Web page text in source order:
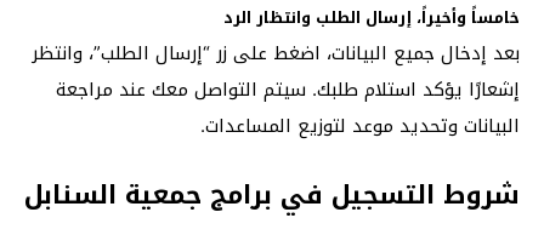
خامساً وأخيراً، إرسال الطلب وانتظار الرد
بعد إدخال جميع البيانات، اضغط على زر “إرسال الطلب”، وانتظر
إشعارًا يؤكد استلام طلبك. سيتم التواصل معك عند مراجعة
البيانات وتحديد موعد لتوزيع المساعدات.
شروط التسجيل في برامج جمعية السنابل